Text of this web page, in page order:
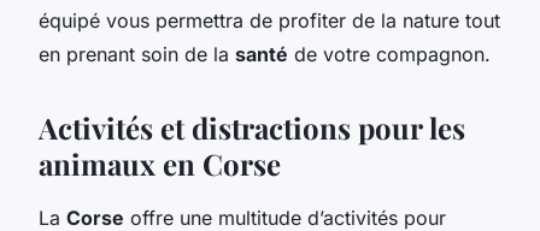
équipé vous permettra de profiter de la nature tout
en prenant soin de la santé de votre compagnon.
Activités et distractions pour les
animaux en Corse
La Corse offre une multitude d’activités pour